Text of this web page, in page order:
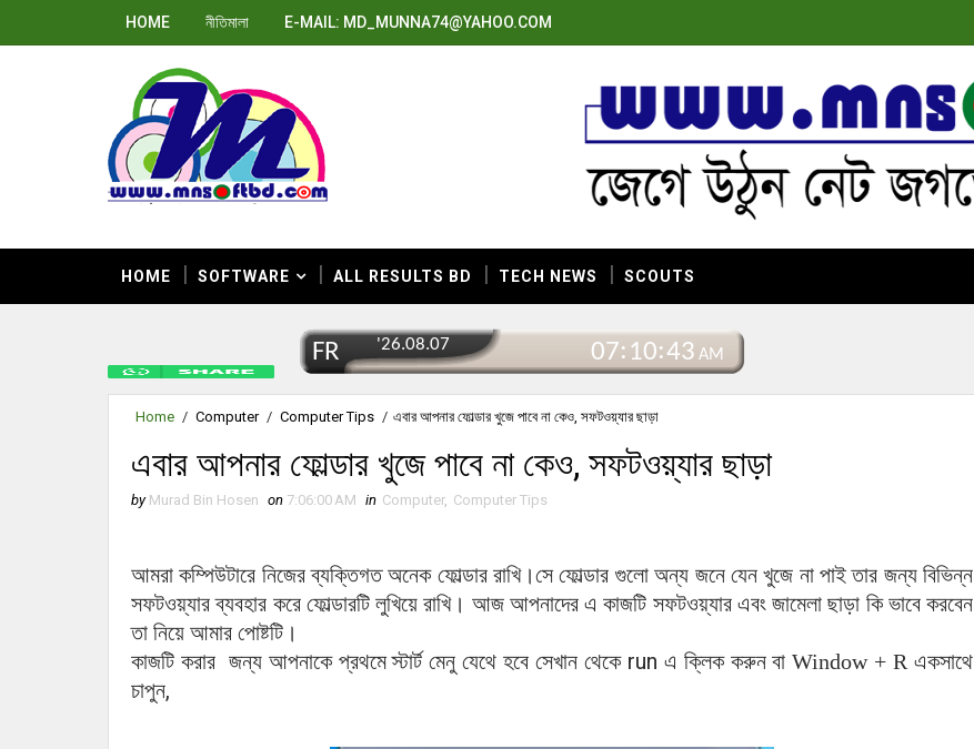
HOME নীতিমালা E-MAIL: MD_MUNNA74@YAHOO.COM
HOME SOFTWARE ALL RESULTS BD TECH NEWS SCOUTS
Home / Computer / Computer Tips / এবার আপনার ফোল্ডার খুজে পাবে না কেও, সফটওয়্যার ছাড়া
এবার আপনার ফোল্ডার খুজে পাবে না কেও, সফটওয়্যার ছাড়া
by Murad Bin Hosen on 7:06:00 AM in Computer, Computer Tips
আমরা কম্পিউটারে নিজের ব্যক্তিগত অনেক ফোল্ডার রাখি।সে ফোল্ডার গুলো অন্য জনে যেন খুজে না পাই তার জন্য বিভিন্ন
সফটওয়্যার ব্যবহার করে ফোল্ডারটি লুখিয়ে রাখি। আজ আপনাদের এ কাজটি সফটওয়্যার এবং জামেলা ছাড়া কি ভাবে করবেন
‍তা নিয়ে আমার পোষ্টটি।
কাজটি করার জন্য আপনাকে প্রথমে স্টার্ট মেনু যেথে হবে সেখান থেকেrun এ ক্লিক করুন বা Window + R একসাথে
চাপুন,